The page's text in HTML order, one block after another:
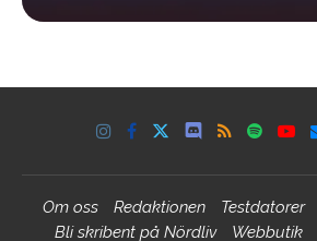
Om oss Redaktionen Testdatorer
Bli skribent på Nördliv
Webbutik